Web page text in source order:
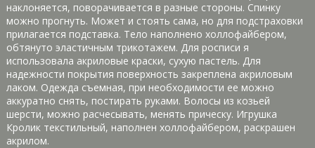
наклоняется, поворачивается в разные стороны. Спинку
можно прогнуть. Может и стоять сама, но для подстраховки
прилагается подставка. Тело наполнено холлофайбером,
обтянуто эластичным трикотажем. Для росписи я
использовала акриловые краски, сухую пастель. Для
надежности покрытия поверхность закреплена акриловым
лаком. Одежда съемная, при необходимости ее можно
аккуратно снять, постирать руками. Волосы из козьей
шерсти, можно расчесывать, менять прическу. Игрушка
Кролик текстильный, наполнен холлофайбером, раскрашен
акрилом.